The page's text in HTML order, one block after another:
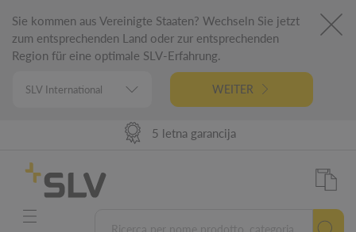
Sie kommen aus Vereinigte Staaten? Wechseln Sie jetzt
zum entsprechenden Land oder zur entsprechenden
Region für eine optimale SLV-Erfahrung.
WEITER
98% Disponibilità prodotti
Consegne veloci
5 letna garancija
Progettato in Germania